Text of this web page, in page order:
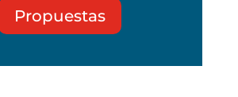
Propuestas